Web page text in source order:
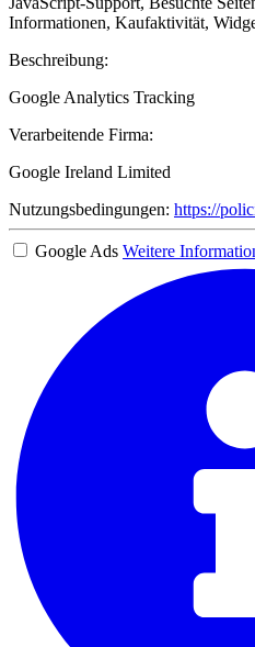
Informationen, Kaufaktivität,
Beschreibung:
Google Analytics Tracking
Verarbeitende Firma:
Google Ireland Limited
Nutzungsbedingungen: https://
Google Ads Weitere